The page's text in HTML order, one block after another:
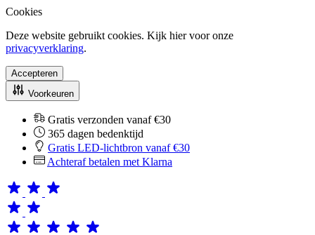
Cookies
Deze website gebruikt cookies. Kijk hier voor onze
privacyverklaring.
Accepteren
Voorkeuren
Gratis verzonden vanaf €30
365 dagen bedenktijd
Gratis LED-lichtbron vanaf €30
Achteraf betalen met Klarna